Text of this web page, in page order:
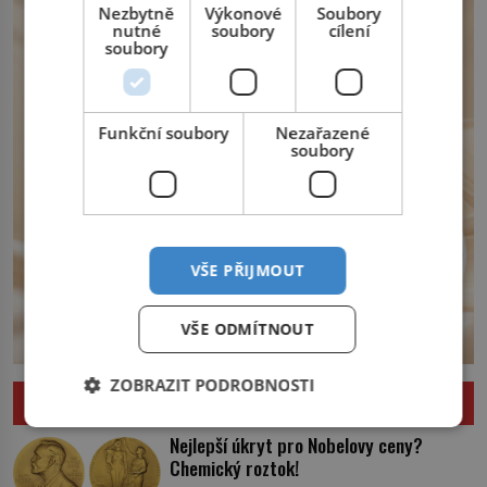
království. Zajistit hodlá především
severní hranici. Na […]
Nejlepší úkryt pro Nobelovy ceny?
Chemický roztok!
Nezbytně
nutné
soubory
Výkonové
soubory
Soubory
cílení
Funkční soubory
Nezařazené
soubory
VŠE PŘIJMOUT
VŠE ODMÍTNOUT
ZOBRAZIT PODROBNOSTI